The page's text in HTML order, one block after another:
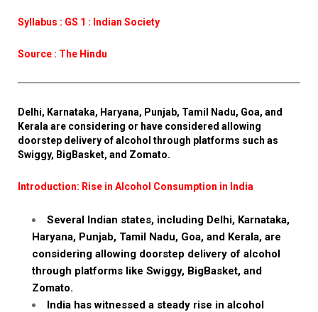
Syllabus : GS 1 : Indian Society
Source : The Hindu
Delhi, Karnataka, Haryana, Punjab, Tamil Nadu, Goa, and
Kerala are considering or have considered allowing
doorstep delivery of alcohol through platforms such as
Swiggy, BigBasket, and Zomato.
Introduction: Rise in Alcohol Consumption in India
Several Indian states, including Delhi, Karnataka,
Haryana, Punjab, Tamil Nadu, Goa, and Kerala, are
considering allowing doorstep delivery of alcohol
through platforms like Swiggy, BigBasket, and
Zomato.
India has witnessed a steady rise in alcohol